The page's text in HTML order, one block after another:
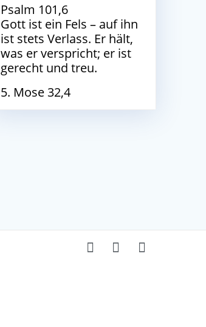
Psalm 101,6
Gott ist ein Fels – auf ihn
ist stets Verlass. Er hält,
was er verspricht; er ist
gerecht und treu.
5. Mose 32,4